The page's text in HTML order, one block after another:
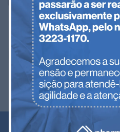
LEIA MAIS
Pharmédice
Medicamentos
LEIA MAIS